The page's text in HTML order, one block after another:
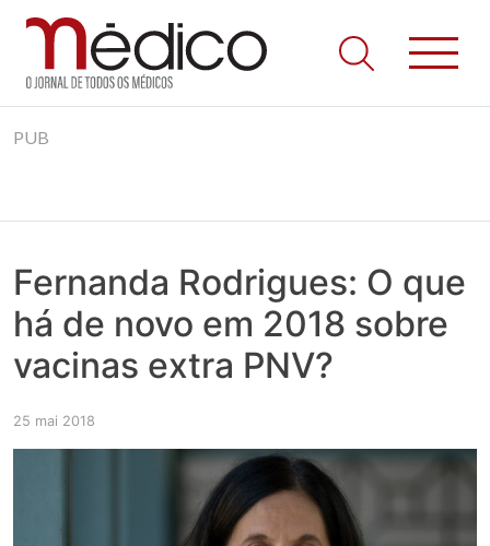
to
Jornal Médico
Médico – O Jornal de Todos os Médicos. Onde as notícias
realmente contam! Tudo o que se passa na Saúde!
PUB
Fernanda Rodrigues: O que
há de novo em 2018 sobre
vacinas extra PNV?
25 mai 2018